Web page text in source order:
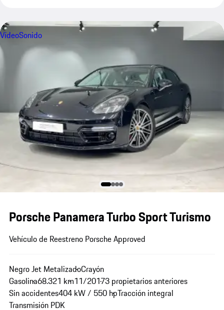
VídeoSonido
Porsche Panamera Turbo Sport Turismo
Vehículo de Reestreno Porsche Approved
Negro Jet MetalizadoCrayón
Gasolina68.321 km11/20173 propietarios anteriores
Sin accidentes404 kW / 550 hpTracción integral
Transmisión PDK